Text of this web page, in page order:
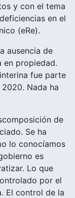
y con el tema
deficiencias en el
(eRe).
ausencia de
en propiedad.
fue parte
Nada ha
de
Se ha
lo conocíamos
es
Lo que
por el
El control de la